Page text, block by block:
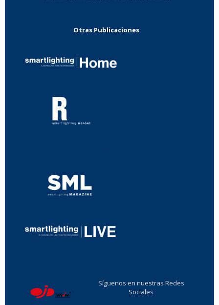
Otras Publicaciones
Síguenos en nuestras Redes
Sociales